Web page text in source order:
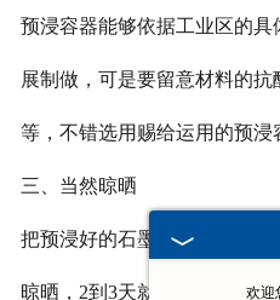
预浸容器能够依据工业区的
展制做，可是要留意材料的
等，不错选用赐给运用的预浸
三、当然晾晒
把预浸好的石墨模具放到优良
晾晒，2到3天就能够应用了。
欢迎